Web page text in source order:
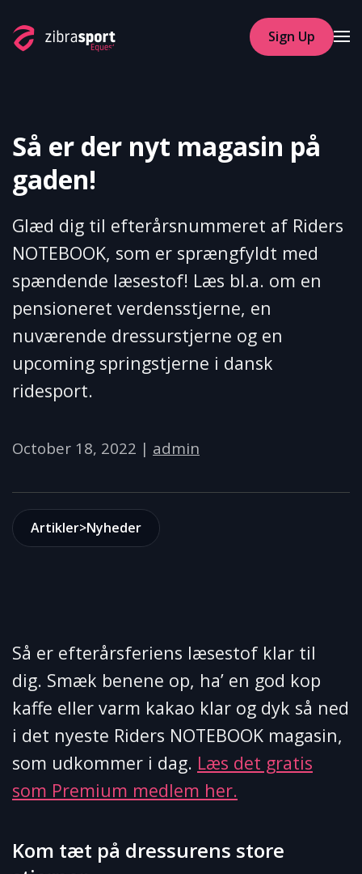
Skip to main content
Sign Up
Så er der nyt magasin på
gaden!
Glæd dig til efterårsnummeret af Riders
NOTEBOOK, som er sprængfyldt med
spændende læsestof! Læs bl.a. om en
pensioneret verdensstjerne, en
nuværende dressurstjerne og en
upcoming springstjerne i dansk
ridesport.
October 18, 2022 | admin
Artikler>Nyheder
Så er efterårsferiens læsestof klar til
dig. Smæk benene op, ha’ en god kop
kaffe eller varm kakao klar og dyk så ned
i det nyeste Riders NOTEBOOK magasin,
som udkommer i dag. Læs det gratis
som Premium medlem her.
Kom tæt på dressurens store